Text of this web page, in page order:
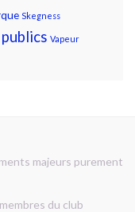
Skegness
Vapeur
majeurs purement
du club